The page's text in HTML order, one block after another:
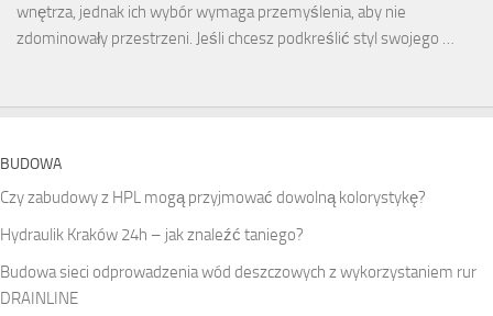
wnętrza, jednak ich wybór wymaga przemyślenia, aby nie
zdominowały przestrzeni. Jeśli chcesz podkreślić styl swojego …
BUDOWA
Czy zabudowy z HPL mogą przyjmować dowolną kolorystykę?
Hydraulik Kraków 24h – jak znaleźć taniego?
Budowa sieci odprowadzenia wód deszczowych z wykorzystaniem rur
DRAINLINE